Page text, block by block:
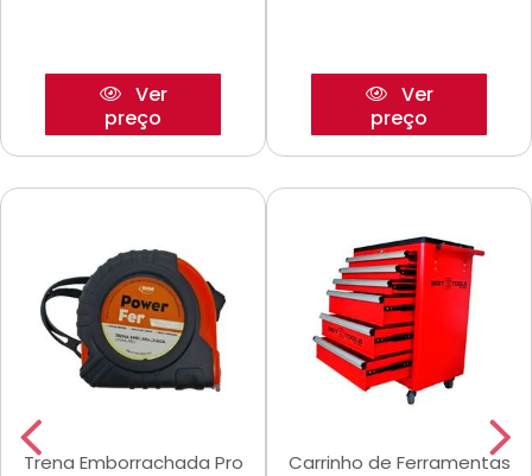
Ver
preço
Ver
preço
Trena Emborrachada Pro
Carrinho de Ferramentas